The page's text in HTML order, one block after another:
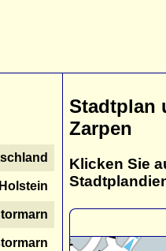
Stadtplan
Zarpen
Klicken Sie